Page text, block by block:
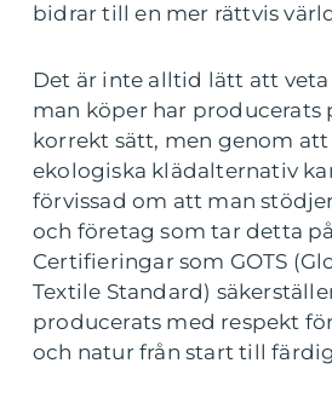
bidrar till en mer rättvis
Det är inte alltid lätt att
man köper har producerats
korrekt sätt, men genom
ekologiska klädalternativ
förvissad om att man
och företag som tar detta
Certifieringar som GOTS
Textile Standard)
producerats med respekt
och natur från start till